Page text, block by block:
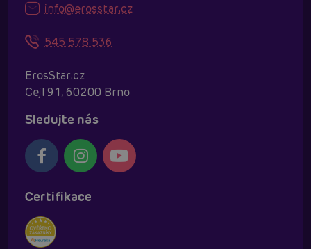
info@erosstar.cz
545 578 536
ErosStar.cz
Cejl 91, 60200 Brno
Sledujte nás
Certifikace